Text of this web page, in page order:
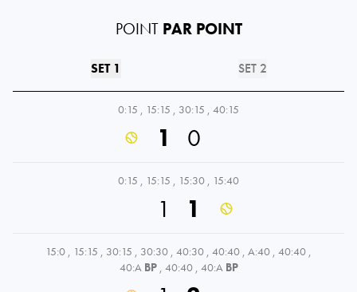
POINT PAR POINT
SET 1 SET 2
0:15 , 15:15 , 30:15 , 40:15
1 0
0:15 , 15:15 , 15:30 , 15:40
1 1
15:0 , 15:15 , 30:15 , 30:30 , 40:30 , 40:40 , A:40 , 40:40 ,
40:A BP , 40:40 , 40:A BP